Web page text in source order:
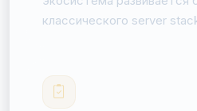
классического server